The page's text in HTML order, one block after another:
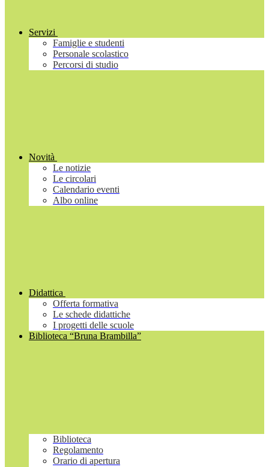
Servizi
Famiglie e studenti
Personale scolastico
Percorsi di studio
Novità
Le notizie
Le circolari
Calendario eventi
Albo online
Didattica
Offerta formativa
Le schede didattiche
I progetti delle scuole
Biblioteca “Bruna Brambilla”
Biblioteca
Regolamento
Orario di apertura